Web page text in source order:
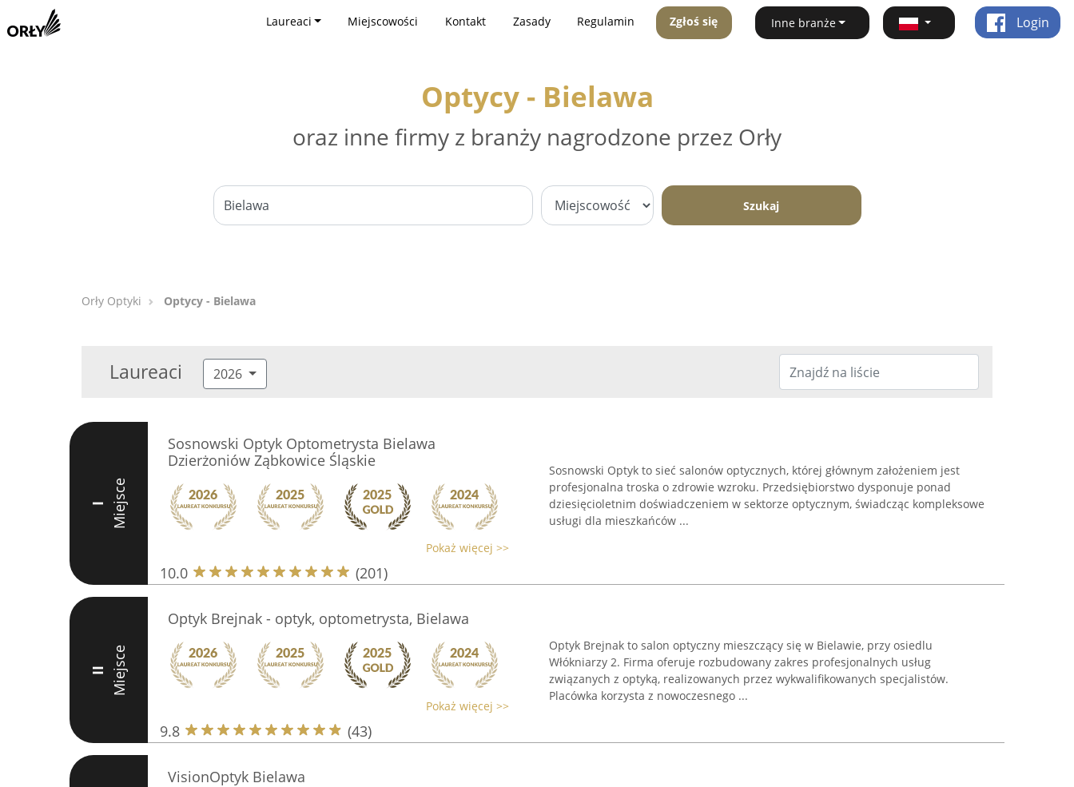
Laureaci Miejscowości Kontakt Zasady Regulamin Zgłoś się Inne branże Login
Optycy - Bielawa
oraz inne firmy z branży nagrodzone przez Orły
Szukaj
Orły Optyki Optycy - Bielawa
Laureaci 2026
I Miejsce
Sosnowski Optyk Optometrysta Bielawa
Dzierżoniów Ząbkowice Śląskie
Pokaż więcej >>
10.0 (201)
Sosnowski Optyk to sieć salonów optycznych, której głównym założeniem jest
profesjonalna troska o zdrowie wzroku. Przedsiębiorstwo dysponuje ponad
dziesięcioletnim doświadczeniem w sektorze optycznym, świadcząc kompleksowe
usługi dla mieszkańców ...
II Miejsce
Optyk Brejnak - optyk, optometrysta, Bielawa
Pokaż więcej >>
9.8 (43)
Optyk Brejnak to salon optyczny mieszczący się w Bielawie, przy osiedlu
Włókniarzy 2. Firma oferuje rozbudowany zakres profesjonalnych usług
związanych z optyką, realizowanych przez wykwalifikowanych specjalistów.
Placówka korzysta z nowoczesnego ...
VisionOptyk Bielawa